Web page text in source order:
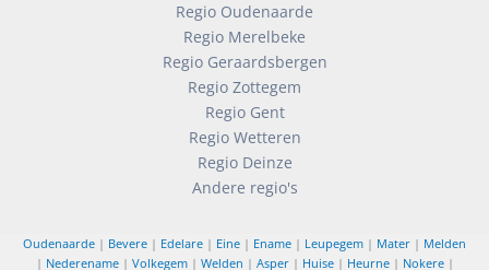
Regio Oudenaarde
Regio Merelbeke
Regio Geraardsbergen
Regio Zottegem
Regio Gent
Regio Wetteren
Regio Deinze
Andere regio's
Oudenaarde | Bevere | Edelare | Eine | Ename | Leupegem | Mater | Melden
| Nederename| Volkegem| Welden | Asper| Huise| Heurne| Nokere|